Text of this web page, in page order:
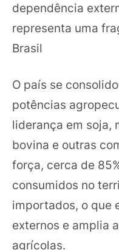
dependência
representa uma
Brasil
O país se
potências
liderança em soja,
bovina e outras
força, cerca de
consumidos no
importados, o que
externos e amplia
agrícolas.